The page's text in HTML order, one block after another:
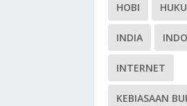
HOBI
INDIA
INTERNET
KEBIASAAN